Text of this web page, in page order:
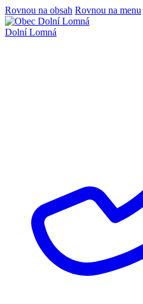
Rovnou na obsah Rovnou na menu
Dolní Lomná